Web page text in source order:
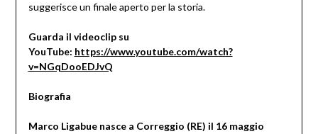
suggerisce un finale aperto per la storia.
Guarda il videoclip su
YouTube: https://www.youtube.com/watch?
v=NGqDooEDJvQ
Biografia
Marco Ligabue nasce a Correggio (RE) il 16 maggio